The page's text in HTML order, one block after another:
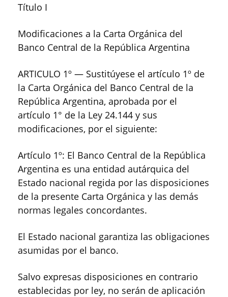
Título I
Modificaciones a la Carta Orgánica del
Banco Central de la República Argentina
ARTICULO 1º — Sustitúyese el artículo 1º de
la Carta Orgánica del Banco Central de la
República Argentina, aprobada por el
artículo 1° de la Ley 24.144 y sus
modificaciones, por el siguiente:
Artículo 1º: El Banco Central de la República
Argentina es una entidad autárquica del
Estado nacional regida por las disposiciones
de la presente Carta Orgánica y las demás
normas legales concordantes.
El Estado nacional garantiza las obligaciones
asumidas por el banco.
Salvo expresas disposiciones en contrario
establecidas por ley, no serán de aplicación